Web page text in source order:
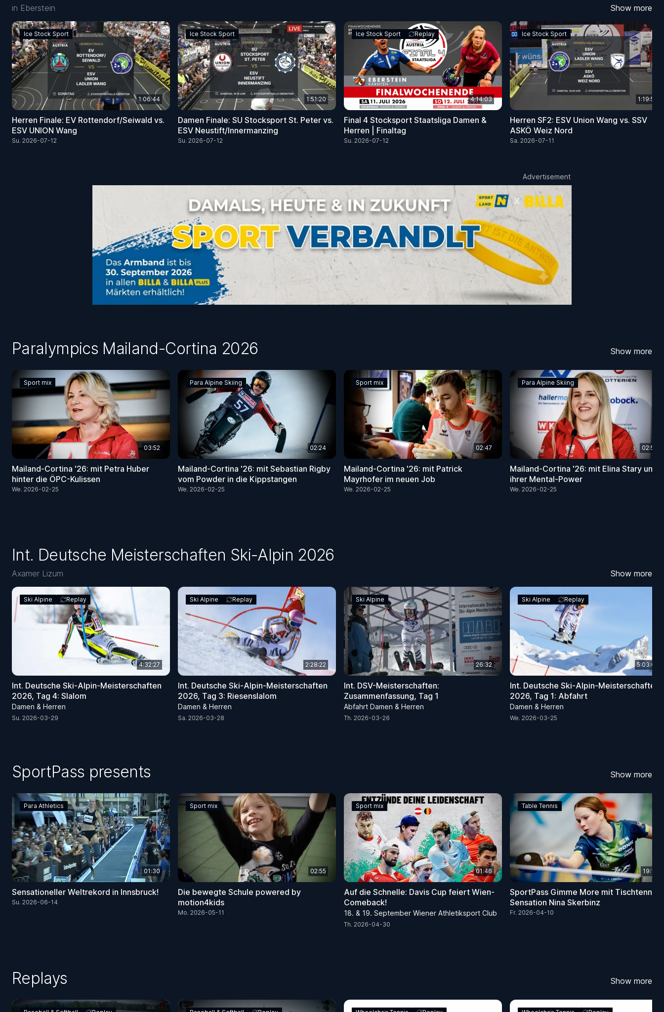
in Eberstein Show more
Ice Stock Sport
1:06:44
Herren Finale: EV Rottendorf/Seiwald vs.
ESV UNION Wang
Su. 2026-07-12
Ice Stock Sport
1:51:20
Damen Finale: SU Stocksport St. Peter vs.
ESV Neustift/Innermanzing
Su. 2026-07-12
Ice Stock Sport Replay
4:14:03
Final 4 Stocksport Staatsliga Damen &
Herren | Finaltag
Su. 2026-07-12
Ice Stock Sport
1:19:53
Herren SF2: ESV Union Wang vs. SSV
ASKÖ Weiz Nord
Sa. 2026-07-11
Paralympics Mailand-Cortina 2026 Show more
Sport mix
03:52
Mailand-Cortina '26: mit Petra Huber
hinter die ÖPC-Kulissen
We. 2026-02-25
Para Alpine Skiing
02:24
Mailand-Cortina '26: mit Sebastian Rigby
vom Powder in die Kippstangen
We. 2026-02-25
Sport mix
02:47
Mailand-Cortina '26: mit Patrick
Mayrhofer im neuen Job
We. 2026-02-25
Para Alpine Skiing
02:54
Mailand-Cortina '26: mit Elina Stary und
ihrer Mental-Power
We. 2026-02-25
Int. Deutsche Meisterschaften Ski-Alpin 2026
Axamer Lizum Show more
Ski Alpine Replay
4:32:27
Int. Deutsche Ski-Alpin-Meisterschaften
2026, Tag 4: Slalom
Damen & Herren
Su. 2026-03-29
Ski Alpine Replay
2:28:22
Int. Deutsche Ski-Alpin-Meisterschaften
2026, Tag 3: Riesenslalom
Damen & Herren
Sa. 2026-03-28
Ski Alpine
26:32
Int. DSV-Meisterschaften:
Zusammenfassung, Tag 1
Abfahrt Damen & Herren
Th. 2026-03-26
Ski Alpine Replay
5:03:01
Int. Deutsche Ski-Alpin-Meisterschaften
2026, Tag 1: Abfahrt
Damen & Herren
We. 2026-03-25
SportPass presents Show more
Para Athletics
01:30
Sensationeller Weltrekord in Innsbruck!
Su. 2026-06-14
Sport mix
02:55
Die bewegte Schule powered by
motion4kids
Mo. 2026-05-11
Sport mix
01:46
Auf die Schnelle: Davis Cup feiert Wien-
Comeback!
18. & 19. September Wiener Athletiksport Club
Th. 2026-04-30
Table Tennis
19:18
SportPass Gimme More mit Tischtennis-
Sensation Nina Skerbinz
Fr. 2026-04-10
Replays Show more